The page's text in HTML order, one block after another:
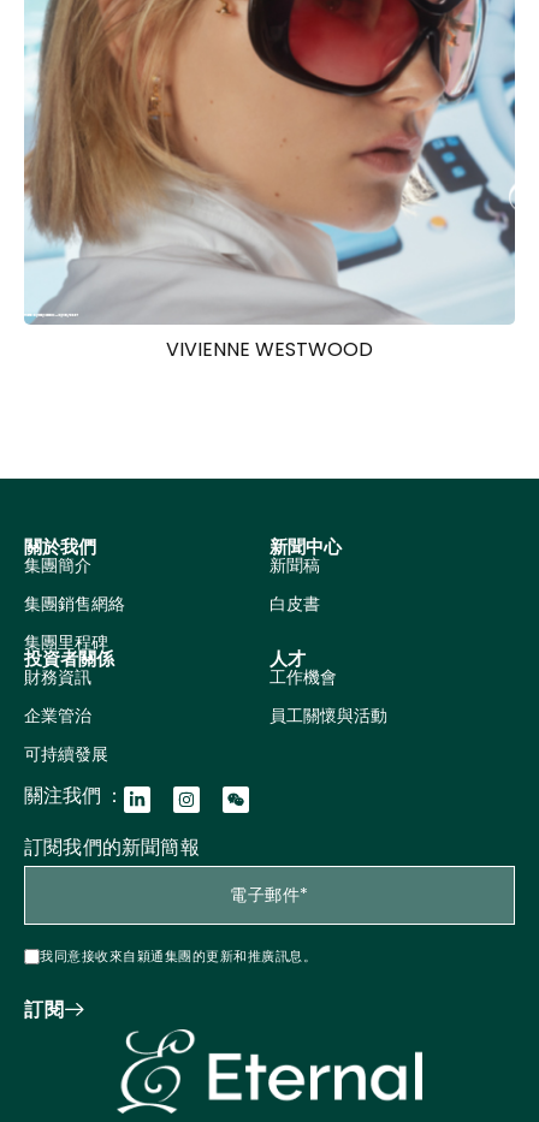
VIVIENNE WESTWOOD
關於我們
集團簡介
集團銷售網絡
集團里程碑
新聞中心
新聞稿
白皮書
投資者關係
財務資訊
企業管治
可持續發展
人才
工作機會
員工關懷與活動
關注我們 ：
訂閱我們的新聞簡報
我同意接收來自穎通集團的更新和推廣訊息。
訂閱